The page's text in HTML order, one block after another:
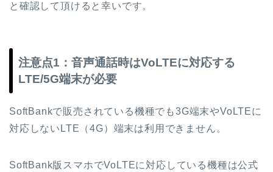
と確認して頂けると幸いです。
注意点1：音声通話時はVoLTEに対応する
LTE/5G端末が必要
SoftBankで販売されている機種でも3G端末やVoLTEに
対応しないLTE（4G）端末は利用できません。
SoftBank版スマホでVoLTEに対応している機種は公式